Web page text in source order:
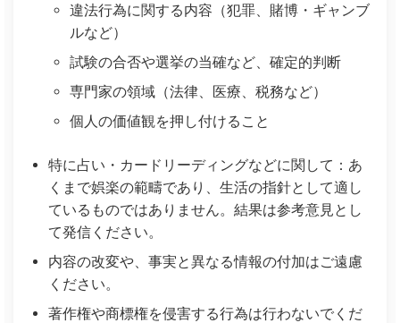
違法行為に関する内容（犯罪、賭博・ギャンブ
ルなど）
試験の合否や選挙の当確など、確定的判断
専門家の領域（法律、医療、税務など）
個人の価値観を押し付けること
特に占い・カードリーディングなどに関して：あ
くまで娯楽の範疇であり、生活の指針として適し
ているものではありません。結果は参考意見とし
て発信ください。
内容の改変や、事実と異なる情報の付加はご遠慮
ください。
著作権や商標権を侵害する行為は行わないでくだ